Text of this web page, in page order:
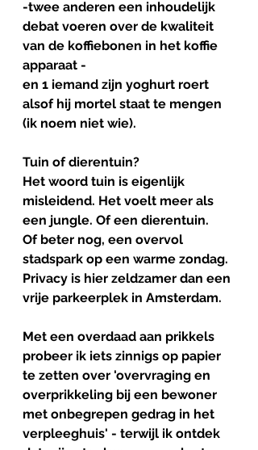
-twee anderen een inhoudelijk
debat voeren over de kwaliteit
van de koffiebonen in het koffie
apparaat -
en 1 iemand zijn yoghurt roert
alsof hij mortel staat te mengen
(ik noem niet wie).
Tuin of dierentuin?
Het woord tuin is eigenlijk
misleidend. Het voelt meer als
een jungle. Of een dierentuin.
Of beter nog, een overvol
stadspark op een warme zondag.
Privacy is hier zeldzamer dan een
vrije parkeerplek in Amsterdam.
Met een overdaad aan prikkels
probeer ik iets zinnigs op papier
te zetten over 'overvraging en
overprikkeling bij een bewoner
met onbegrepen gedrag in het
verpleeghuis' - terwijl ik ontdek